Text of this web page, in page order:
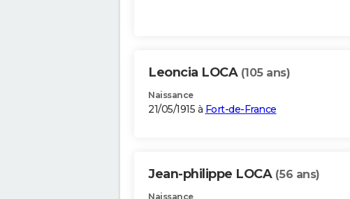
Leoncia LOCA (105 ans)
Naissance
21/05/1915 à Fort-de-France
Jean-philippe LOCA (56 ans)
Naissance